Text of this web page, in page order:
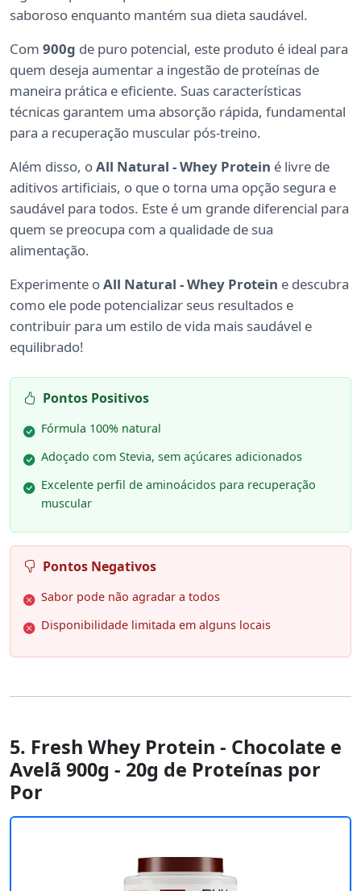
saboroso enquanto mantém sua dieta saudável.
Com 900g de puro potencial, este produto é ideal para
quem deseja aumentar a ingestão de proteínas de
maneira prática e eficiente. Suas características
técnicas garantem uma absorção rápida, fundamental
para a recuperação muscular pós-treino.
Além disso, oAll Natural - Whey Protein é livre de
aditivos artificiais, o que o torna uma opção segura e
saudável para todos. Este é um grande diferencial para
quem se preocupa com a qualidade de sua
alimentação.
Experimente oAll Natural - Whey Protein e descubra
como ele pode potencializar seus resultados e
contribuir para um estilo de vida mais saudável e
equilibrado!
Pontos Positivos
Fórmula 100% natural
Adoçado com Stevia, sem açúcares adicionados
Excelente perfil de aminoácidos para recuperação
muscular
Pontos Negativos
Sabor pode não agradar a todos
Disponibilidade limitada em alguns locais
5. Fresh Whey Protein - Chocolate e
Avelã 900g - 20g de Proteínas por
Por